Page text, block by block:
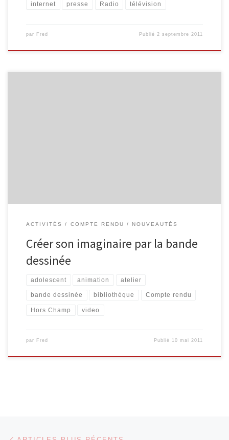
internet presse Radio télévision
par Fred Publié2 septembre 2011
ACTIVITÉS COMPTE RENDU NOUVEAUTÉS
Créer son imaginaire par la bande
dessinée
adolescent animation atelier
bande dessinée bibliothèque Compte rendu
Hors Champ video
par Fred Publié 10 mai 2011
Navigation dans les articles